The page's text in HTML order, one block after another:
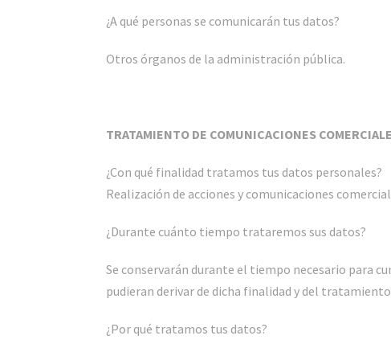
¿A qué personas se comunicarán tus datos?
Otros órganos de la administración pública.
TRATAMIENTO DE COMUNICACIONES
¿Con qué finalidad tratamos tus datos personales?
Realización de acciones y comunicaciones
¿Durante cuánto tiempo trataremos sus datos?
Se conservarán durante el tiempo necesario para
pudieran derivar de dicha finalidad y del
¿Por qué tratamos tus datos?